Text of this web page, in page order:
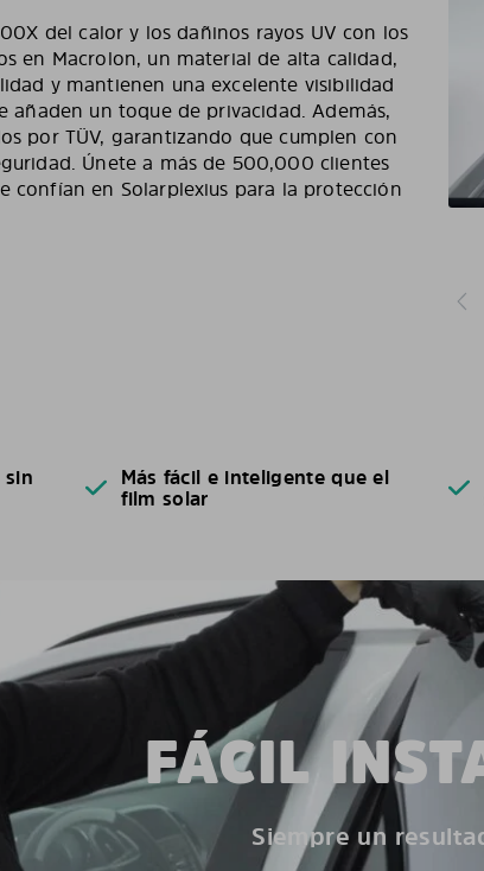
del calor y los dañinos rayos UV con los
en Macrolon, un material de alta calidad,
y mantienen una excelente visibilidad
añaden un toque de privacidad. Además,
por TÜV, garantizando que cumplen con
Únete a más de 500,000 clientes
confían en Solarplexius para la protección
sin
Más fácil e inteligente que el
film solar
FÁCIL
Siempre un